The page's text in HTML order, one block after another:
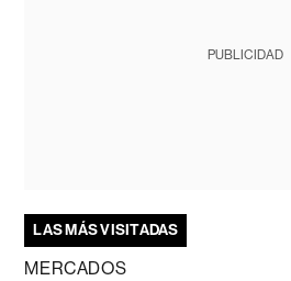
PUBLICIDAD
LAS MÁS VISITADAS
MERCADOS